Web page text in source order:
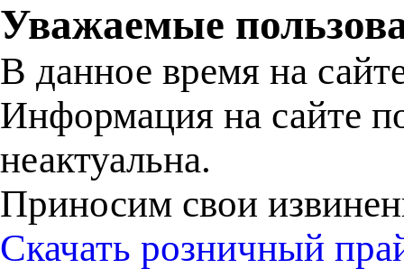
Уважаемые
В данное время на
Информация на сайте
неактуальна.
Приносим свои
Скачать розничный